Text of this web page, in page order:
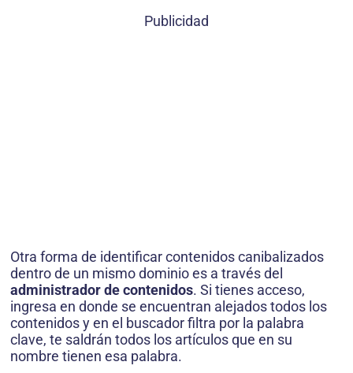
Publicidad
Otra forma de identificar contenidos canibalizados
dentro de un mismo dominio es a través del
administrador de contenidos. Si tienes acceso,
ingresa en donde se encuentran alejados todos los
contenidos y en el buscador filtra por la palabra
clave, te saldrán todos los artículos que en su
nombre tienen esa palabra.